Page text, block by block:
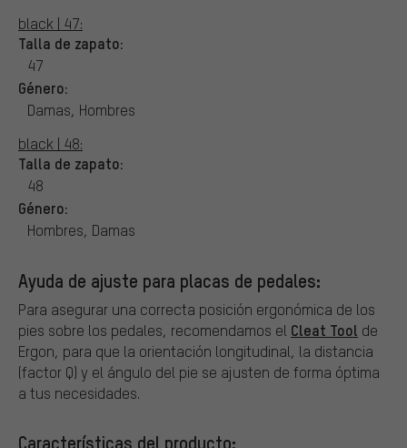
black | 47:
Talla de zapato:
47
Género:
Damas, Hombres
black | 48:
Talla de zapato:
48
Género:
Hombres, Damas
Ayuda de ajuste para placas de pedales:
Para asegurar una correcta posición ergonómica de los
pies sobre los pedales, recomendamos el Cleat Tool de
Ergon, para que la orientación longitudinal, la distancia
(factor Q) y el ángulo del pie se ajusten de forma óptima
a tus necesidades.
Características del producto: